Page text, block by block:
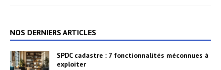
NOS DERNIERS ARTICLES
SPDC cadastre : 7 fonctionnalités méconnues à
exploiter